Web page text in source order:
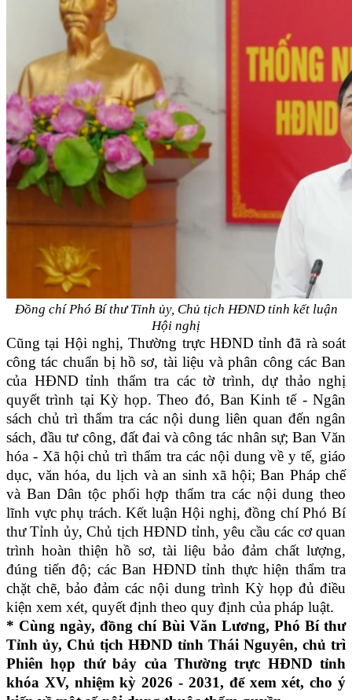
Đồng chí Phó Bí thư Tỉnh ủy, Chủ tịch HĐND tỉnh kết luận
Hội nghị
Cũng tại Hội nghị, Thường trực HĐND tỉnh đã rà soát
công tác chuẩn bị hồ sơ, tài liệu và phân công các Ban
của HĐND tỉnh thẩm tra các tờ trình, dự thảo nghị
quyết trình tại Kỳ họp. Theo đó, Ban Kinh tế - Ngân
sách chủ trì thẩm tra các nội dung liên quan đến ngân
sách, đầu tư công, đất đai và công tác nhân sự; Ban Văn
hóa - Xã hội chủ trì thẩm tra các nội dung về y tế, giáo
dục, văn hóa, du lịch và an sinh xã hội; Ban Pháp chế
và Ban Dân tộc phối hợp thẩm tra các nội dung theo
lĩnh vực phụ trách. Kết luận Hội nghị, đồng chí Phó Bí
thư Tỉnh ủy, Chủ tịch HĐND tỉnh, yêu cầu các cơ quan
trình hoàn thiện hồ sơ, tài liệu bảo đảm chất lượng,
đúng tiến độ; các Ban HĐND tỉnh thực hiện thẩm tra
chặt chẽ, bảo đảm các nội dung trình Kỳ họp đủ điều
kiện xem xét, quyết định theo quy định của pháp luật.
* Cùng ngày, đồng chí Bùi Văn Lương, Phó Bí thư
Tỉnh ủy, Chủ tịch HĐND tỉnh Thái Nguyên, chủ trì
Phiên họp thứ bảy của Thường trực HĐND tỉnh
khóa XV, nhiệm kỳ 2026 - 2031, để xem xét, cho ý